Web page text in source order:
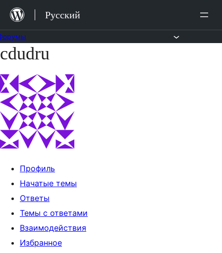
Перейти
содержимому
Русский
Перейти
содержимому
cdudru
Профиль
Начатые темы
Ответы
Темы с ответами
Взаимодействия
Избранное